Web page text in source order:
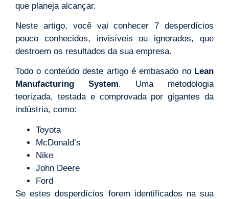
que planeja alcançar.
Neste artigo, você vai conhecer 7 desperdícios
pouco conhecidos, invisíveis ou ignorados, que
destroem os resultados da sua empresa.
Todo o conteúdo deste artigo é embasado no Lean
Manufacturing System. Uma metodologia
teorizada, testada e comprovada por gigantes da
indústria, como:
Toyota
McDonald’s
Nike
John Deere
Ford
Se estes desperdícios forem identificados na sua